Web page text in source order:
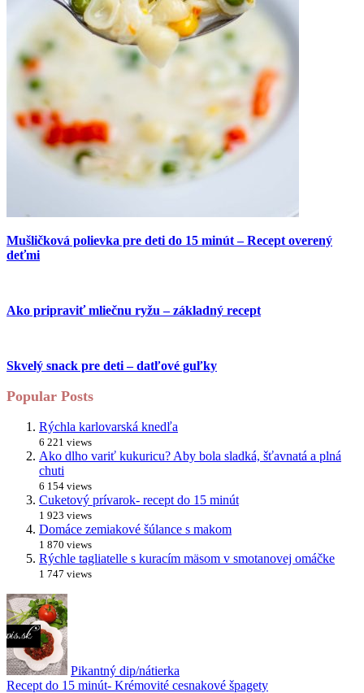
Mušličková polievka pre deti do 15 minút – Recept overený
deťmi
Ako pripraviť mliečnu ryžu – základný recept
Skvelý snack pre deti – datľové guľky
Popular Posts
Rýchla karlovarská knedľa
6 221 views
Ako dlho variť kukuricu? Aby bola sladká, šťavnatá a plná
chuti
6 154 views
Cuketový prívarok- recept do 15 minút
1 923 views
Domáce zemiakové šúlance s makom
1 870 views
Rýchle tagliatelle s kuracím mäsom v smotanovej omáčke
1 747 views
Pikantný dip/nátierka
Recept do 15 minút- Krémovité cesnakové špagety